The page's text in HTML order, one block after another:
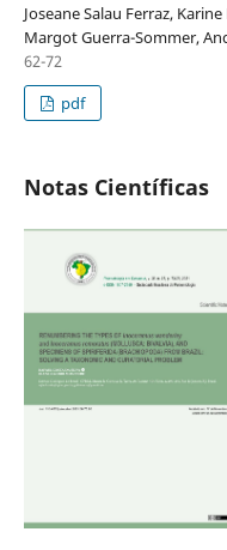
Joseane Salau Ferraz,
Margot Guerra-Sommer,
62-72
pdf
Notas Científicas